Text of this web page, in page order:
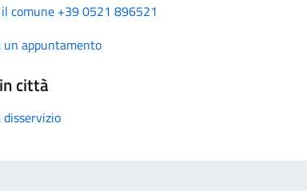
comune +39 0521 896521
un appuntamento
città
disservizio